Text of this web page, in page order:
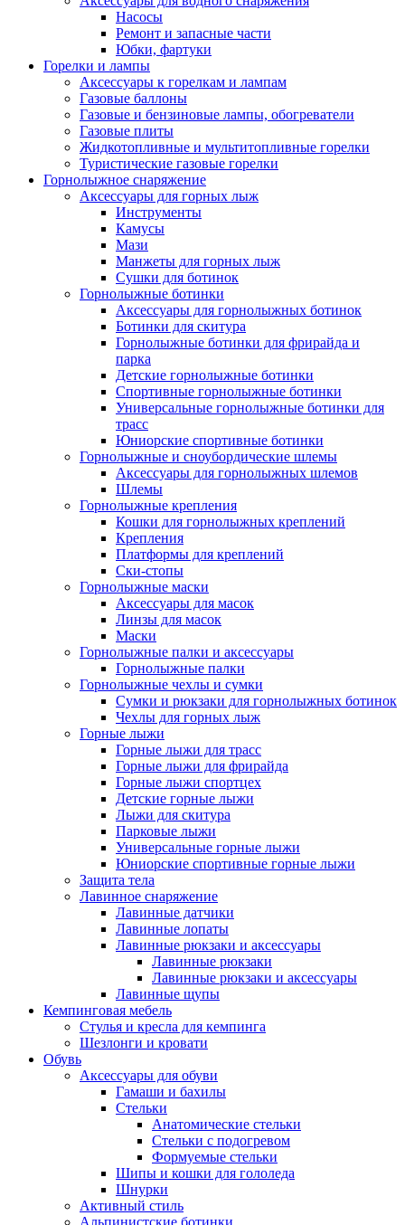
Насосы
Ремонт и запасные части
Юбки, фартуки
Горелки и лампы
Аксессуары к горелкам и лампам
Газовые баллоны
Газовые и бензиновые лампы, обогреватели
Газовые плиты
Жидкотопливные и мультитопливные горелки
Туристические газовые горелки
Горнолыжное снаряжение
Аксессуары для горных лыж
Инструменты
Камусы
Мази
Манжеты для горных лыж
Сушки для ботинок
Горнолыжные ботинки
Аксессуары для горнолыжных ботинок
Ботинки для скитура
Горнолыжные ботинки для фрирайда и
парка
Детские горнолыжные ботинки
Спортивные горнолыжные ботинки
Универсальные горнолыжные ботинки для
трасс
Юниорские спортивные ботинки
Горнолыжные и сноубордические шлемы
Аксессуары для горнолыжных шлемов
Шлемы
Горнолыжные крепления
Кошки для горнолыжных креплений
Крепления
Платформы для креплений
Ски-стопы
Горнолыжные маски
Аксессуары для масок
Линзы для масок
Маски
Горнолыжные палки и аксессуары
Горнолыжные палки
Горнолыжные чехлы и сумки
Сумки и рюкзаки для горнолыжных ботинок
Чехлы для горных лыж
Горные лыжи
Горные лыжи для трасс
Горные лыжи для фрирайда
Горные лыжи спортцех
Детские горные лыжи
Лыжи для скитура
Парковые лыжи
Универсальные горные лыжи
Юниорские спортивные горные лыжи
Защита тела
Лавинное снаряжение
Лавинные датчики
Лавинные лопаты
Лавинные рюкзаки и аксессуары
Лавинные рюкзаки
Лавинные рюкзаки и аксессуары
Лавинные щупы
Кемпинговая мебель
Стулья и кресла для кемпинга
Шезлонги и кровати
Обувь
Аксессуары для обуви
Гамаши и бахилы
Стельки
Анатомические стельки
Стельки с подогревом
Формуемые стельки
Шипы и кошки для гололеда
Шнурки
Активный стиль
Альпинистские ботинки